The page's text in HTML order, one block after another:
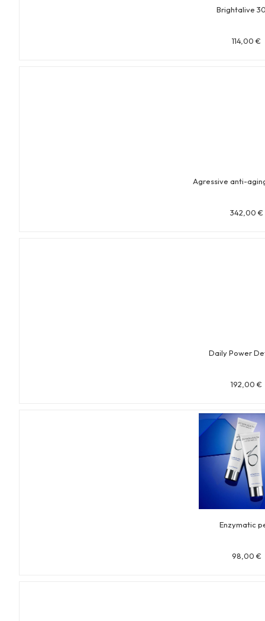
Brightalive
114,00€
Agressive anti-
342,00 €
Daily Power
192,00€
Enzymatic
98,00 €